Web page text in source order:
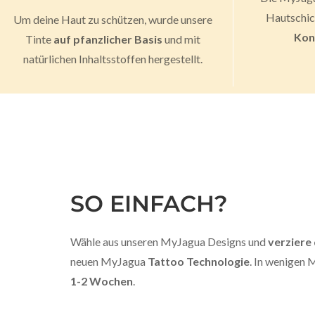
Um deine Haut zu schützen, wurde unsere
Tinte auf pfanzlicher Basis und mit
natürlichen Inhaltsstoffen hergestellt.
SO EINFACH?
Wähle aus unseren MyJagua Designs und verziere
neuen MyJagua Tattoo Technologie. In wenigen
1-2 Wochen.